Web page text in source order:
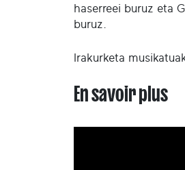
haserreei buruz eta
buruz.
Irakurketa
En savoir plus